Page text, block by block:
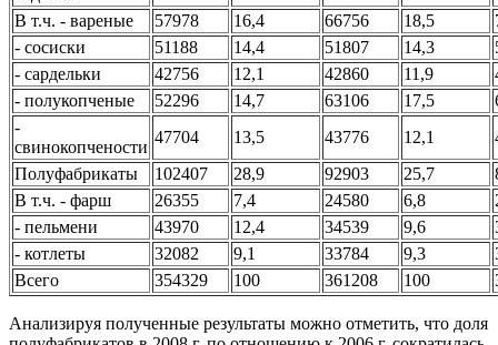
В т.ч. - вареные
57978 16,4 66756 18,5
- сосиски
51188 14,4 51807 14,3
- сардельки
42756 12,1 42860 11,9
- полукопченые
52296 14,7 63106 17,5
-
свинокопчености
47704 13,5 43776 12,1
Полуфабрикаты
102407 28,9 92903 25,7
В т.ч. - фарш
26355 7,4 24580 6,8
- пельмени
43970 12,4 34539 9,6
- котлеты
32082 9,1 33784 9,3
Всего
354329 100 361208 100
Анализируя полученные результаты можно отметить, что доля